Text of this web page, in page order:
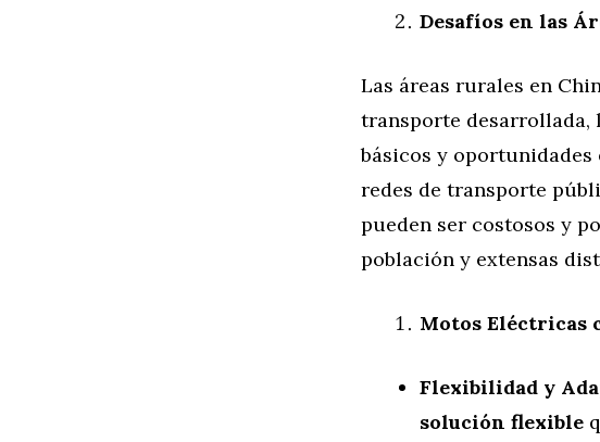
Desafíos en las
Las áreas rurales en
transporte desarrollada,
básicos y
redes de transporte
pueden ser costosos y
población y extensas
Motos Eléctricas
Flexibilidad y
solución flexible